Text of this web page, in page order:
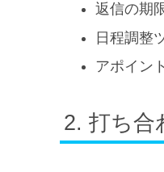
返信の期
日程調整
アポイン
打ち合